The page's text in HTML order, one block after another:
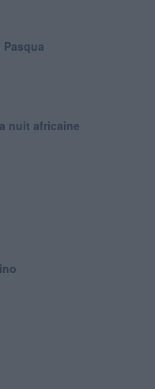
Pasqua
nuit africaine